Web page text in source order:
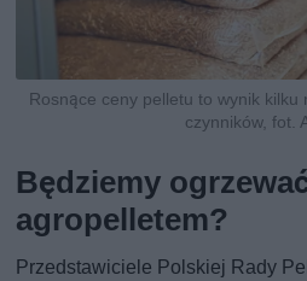
Rosnące ceny pelletu to wynik kilku
czynników, fot.
Będziemy
agropelletem?
Przedstawiciele Polskiej Rady